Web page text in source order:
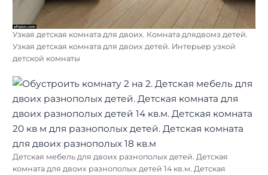
Узкая детская комната для двоих. Комната длядвомз детей.
Узкая детская комната для двоих детей. Интерьер узкой
детской комнаты
Детская мебель для двоих разнополых детей. Детская
комната для двоих разнополых детей 14 кв.м. Детская